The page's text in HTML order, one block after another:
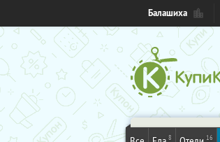
Балашиха
8 16